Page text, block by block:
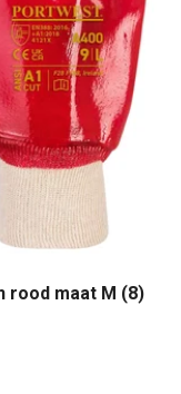
rood maat M (8)